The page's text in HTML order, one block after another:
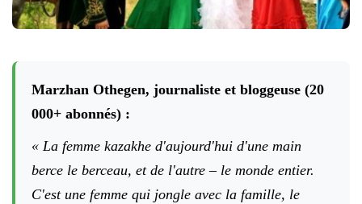
Marzhan Othegen, journaliste et bloggeuse (20
000+ abonnés) :
« La femme kazakhe d'aujourd'hui d'une main
berce le berceau, et de l'autre – le monde entier.
C'est une femme qui jongle avec la famille, le